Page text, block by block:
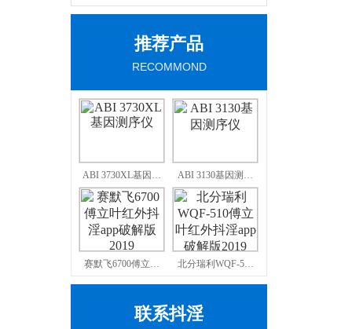
推荐产品
RECOMMOND
ABI 3730XL基因… ABI 3130基因测…
赛默飞6700傅立… 北分瑞利WQF-5…
联系抖淫